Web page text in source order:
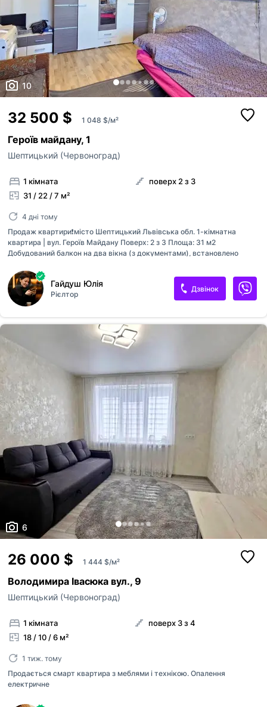
10
32 500 $ 1 048 $/м²
Героїв майдану, 1
Шептицький (Червоноград)
1 кімната
31 / 22 / 7 м²
поверх 2 з 3
4 дні тому
Продаж квартири❗️місто Шептицький Львівська обл. 1-кімнатна
квартира | вул. Героїв Майдану Поверх: 2 з 3 Площа: 31 м2
Добудований балкон на два вікна (з документами), встановлено
32500$ ~ 📞 [телефон приховано]Юлія
Гайдуш Юлія
Рієлтор
Дзвінок
6
26 000 $ 1 444 $/м²
Володимира Івасюка вул., 9
Шептицький (Червоноград)
1 кімната
18 / 10 / 6 м²
поверх 3 з 4
1 тиж. тому
Продається смарт квартира з меблями і технікою. Опалення
електричне